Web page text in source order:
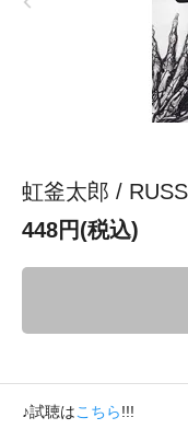
虹釜太郎 /
448円(税込)
♪試聴はこちら!!!